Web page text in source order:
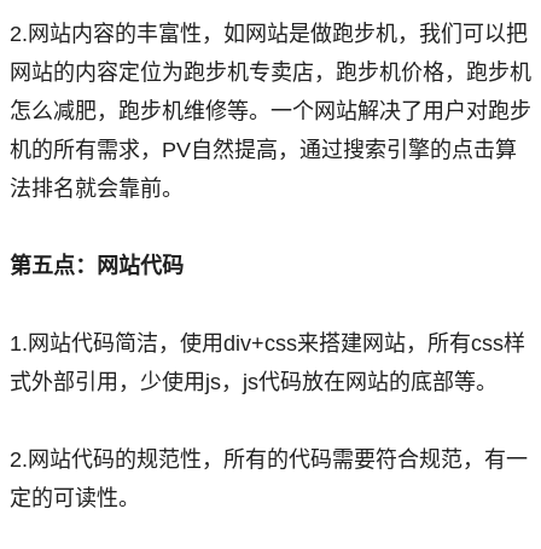
2.网站内容的丰富性，如网站是做跑步机，我们可以把
网站的内容定位为跑步机专卖店，跑步机价格，跑步机
怎么减肥，跑步机维修等。一个网站解决了用户对跑步
机的所有需求，PV自然提高，通过搜索引擎的点击算
法排名就会靠前。
第五点：网站代码
1.网站代码简洁，使用div+css来搭建网站，所有css样
式外部引用，少使用js，js代码放在网站的底部等。
2.网站代码的规范性，所有的代码需要符合规范，有一
定的可读性。